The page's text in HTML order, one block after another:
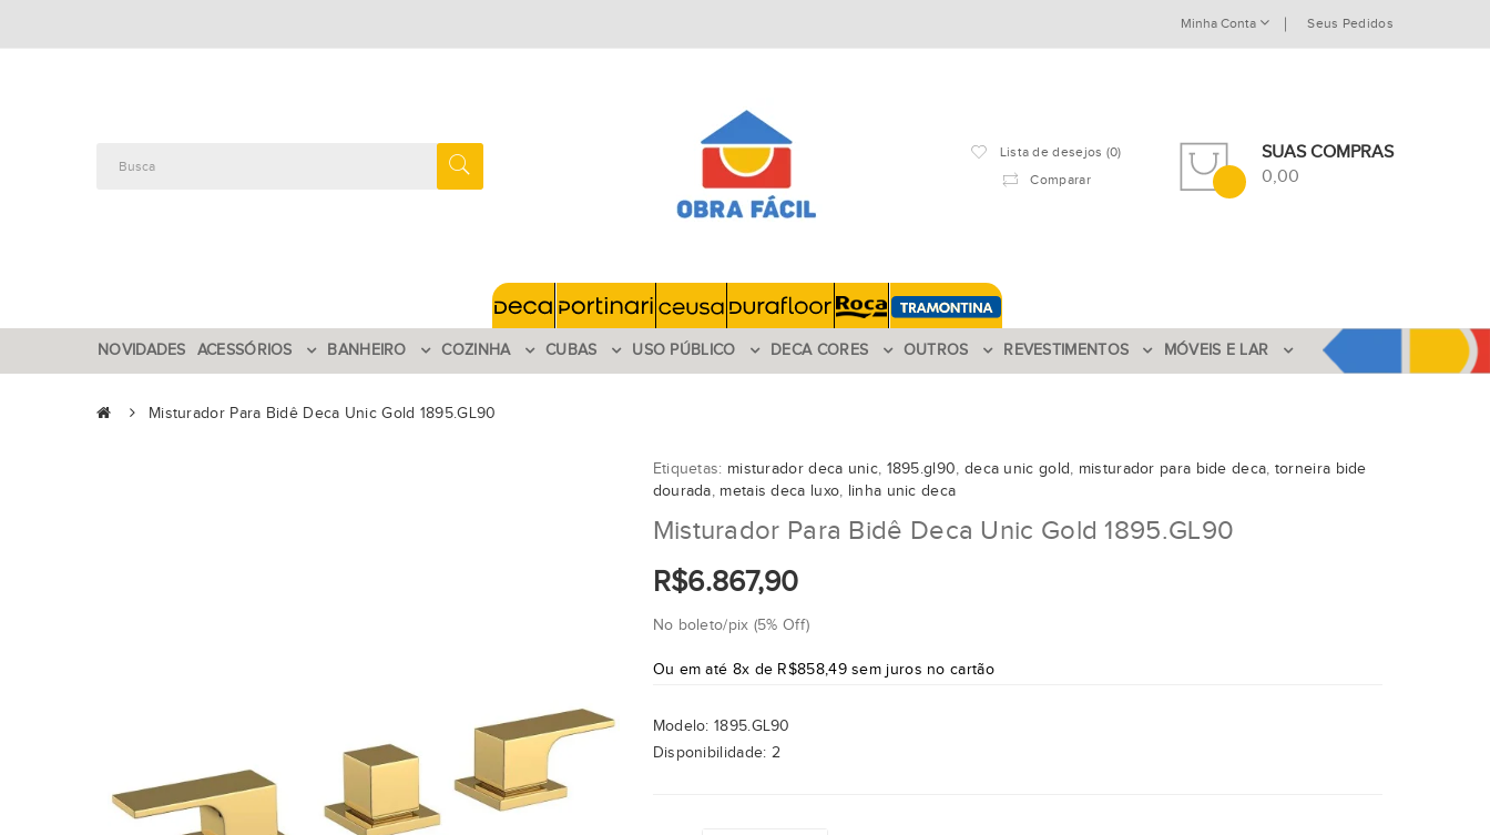
Minha Conta Seus Pedidos
Lista de desejos (0)
Comparar
SUAS COMPRAS
0,00
NOVIDADES ACESSÓRIOS BANHEIRO COZINHA CUBAS USO PÚBLICO DECA CORES OUTROS REVESTIMENTOS MÓVEIS E LAR
Misturador Para Bidê Deca Unic Gold 1895.GL90
Etiquetas: misturador deca unic, 1895.gl90, deca unic gold, misturador para bide deca, torneira bide
dourada, metais deca luxo, linha unic deca
Misturador Para Bidê Deca Unic Gold 1895.GL90
R$6.867,90
No boleto/pix (5% Off)
Ou em até 8x de R$858,49 sem juros no cartão
Modelo:1895.GL90
Disponibilidade: 2